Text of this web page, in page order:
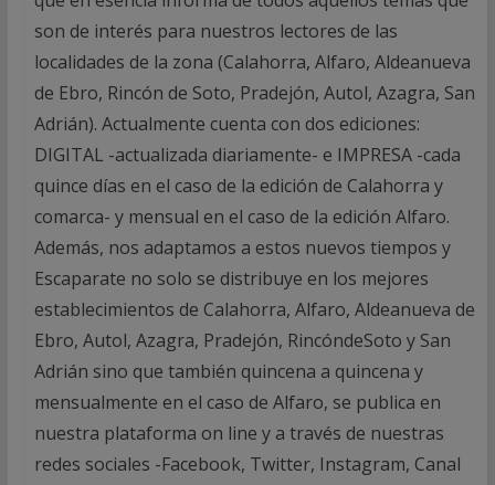
son de interés para nuestros lectores de las
localidades de la zona (Calahorra, Alfaro, Aldeanueva
de Ebro, Rincón de Soto, Pradejón, Autol, Azagra, San
Adrián). Actualmente cuenta con dos ediciones:
DIGITAL -actualizada diariamente- e IMPRESA -cada
quince días en el caso de la edición de Calahorra y
comarca- y mensual en el caso de la edición Alfaro.
Además, nos adaptamos a estos nuevos tiempos y
Escaparate no solo se distribuye en los mejores
establecimientos de Calahorra, Alfaro, Aldeanueva de
Ebro, Autol, Azagra, Pradejón, RincóndeSoto y San
Adrián sino que también quincena a quincena y
mensualmente en el caso de Alfaro, se publica en
nuestra plataforma on line y a través de nuestras
redes sociales -Facebook, Twitter, Instagram, Canal